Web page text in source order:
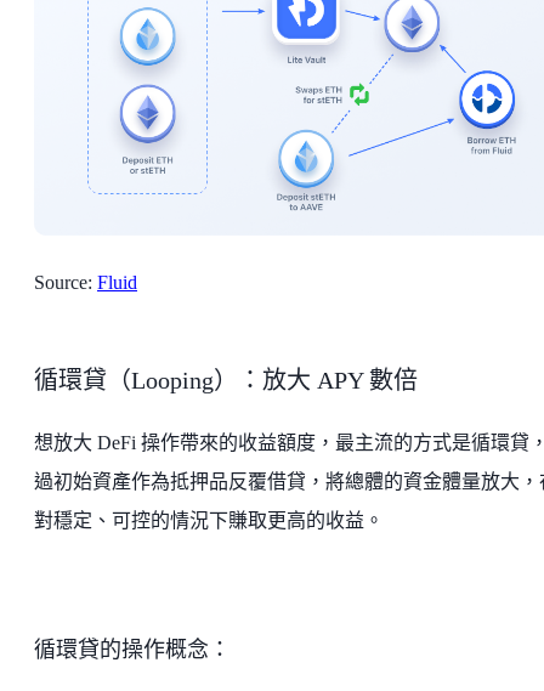
Source: Fluid
循環貸（Looping）：放大 APY 數倍
想放大 DeFi 操作帶來的收益額度，最主流的方式是循環貸
過初始資產作為抵押品反覆借貸，將總體的資金體量放大，
對穩定、可控的情況下賺取更高的收益。
循環貸的操作概念：